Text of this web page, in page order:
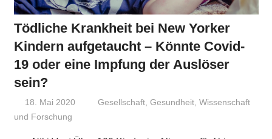
Tödliche Krankheit bei New Yorker
Kindern aufgetaucht – Könnte Covid-
19 oder eine Impfung der Auslöser
sein?
18. Mai 2020 Niki Vogt
Gesellschaft ,Gesundheit ,Wissenschaft
und Forschung